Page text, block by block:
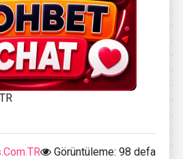
Görüntüleme: 98 defa